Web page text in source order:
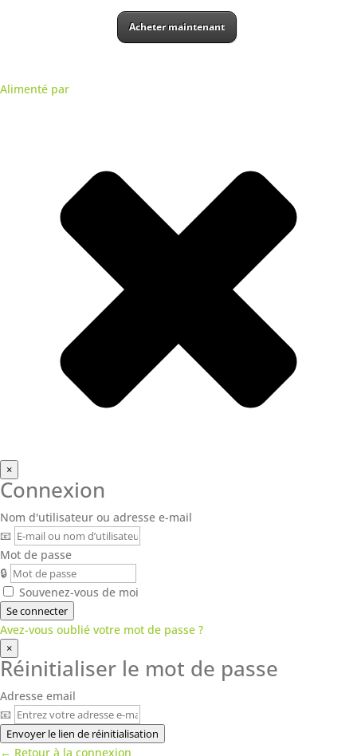
Acheter maintenant
Alimenté par
×
Connexion
Nom d'utilisateur ou adresse e-mail
📧
Mot de passe
🔒
Souvenez-vous de moi
Se connecter
Avez-vous oublié votre mot de passe ?
×
Réinitialiser le mot de passe
Adresse email
📧
Envoyer le lien de réinitialisation
← Retour à la connexion